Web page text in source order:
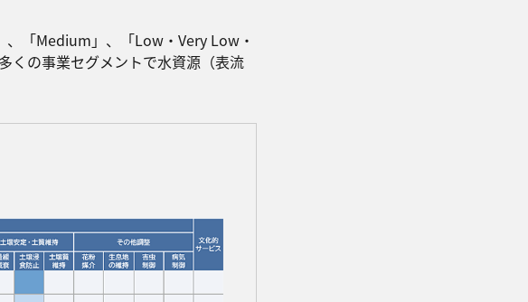
「Medium」、「Low・Very Low・
くの事業セグメントで水資源（表流